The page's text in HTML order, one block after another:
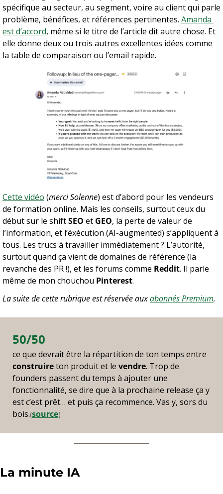
spécifique au secteur, au segment, voire au client qui parle
problème, bénéfices, et références pertinentes. Amanda
est d’accord, même si le titre de l’article dit autre chose. Et
elle donne deux ou trois autres excellentes idées comme
la table de comparaison ou l’email rapide.
Cette vidéo (merci Solenne) est d’abord pour les vendeurs
de formation online. Mais les conseils, surtout ceux du
début sur le shift SEO et GEO, la perte de valeur de
l’information, et l’éxécution (AI-augmented) s’appliquent à
tous. Les trucs à travailler immédiatement ? L’autorité,
surtout quand ça vient de domaines de référence (la
revanche des PR !), et les forums comme Reddit. Il parle
même de mon chouchou Pinterest.
La suite de cette rubrique est réservée aux abonnés Premium.
50/50
construire ton produit et le vendre. Trop de
founders passent du temps à ajouter une
fonctionnalité, se dire que à la prochaine release ça y
est c’est prêt… et puis ça recommence. Vas y, sors du
bois.(source)
La minute IA